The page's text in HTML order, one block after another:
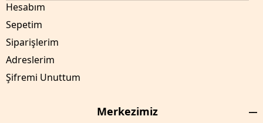
Hesabım
Sepetim
Siparişlerim
Adreslerim
Şifremi Unuttum
Merkezimiz